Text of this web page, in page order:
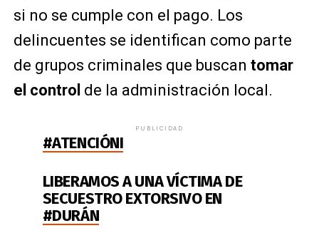
si no se cumple con el pago. Los
delincuentes se identifican como parte
de grupos criminales que buscan tomar
el control de la administración local.
PUBLICIDAD
#ATENCIÓNI
LIBERAMOS A UNA VÍCTIMA DE
SECUESTRO EXTORSIVO EN
#DURÁN